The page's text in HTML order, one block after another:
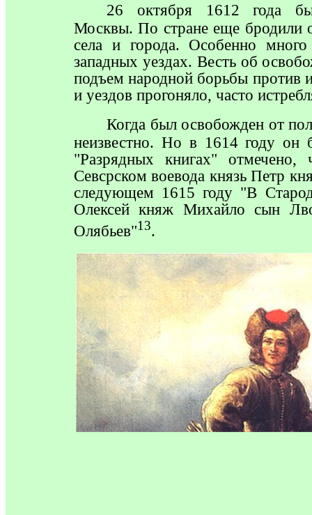
26 октября 1612 года
Москвы. По стране еще бродили
села и города. Особенно
западных уездах. Весть об
подъем народной борьбы против
и уездов прогоняло, часто
Когда был освобожден от
неизвестно. Но в 1614 году
"Разрядных книгах"
Севсрском воевода князь Петр
следующем 1615 году "В
Олексей княж Михайло сын
Олябьев"13.